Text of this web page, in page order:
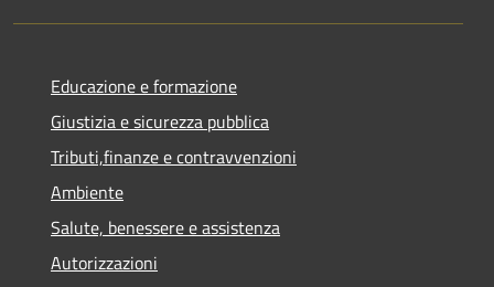
Educazione e formazione
Giustizia e sicurezza pubblica
Tributi,finanze e contravvenzioni
Ambiente
Salute, benessere e assistenza
Autorizzazioni